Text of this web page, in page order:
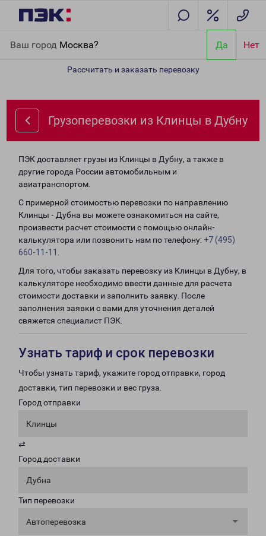
Ваш город Москва? Да Нет
Рассчитать и заказать перевозку
Грузоперевозки из Клинцы в Дубну
ПЭК доставляет грузы из Клинцы в Дубну, а также в
другие города России автомобильным и
авиатранспортом.
С примерной стоимостью перевозки по направлению
Клинцы - Дубна вы можете ознакомиться на сайте,
произвести расчет стоимости с помощью онлайн-
калькулятора или позвонить нам по телефону: +7 (495)
660-11-11
Для того, чтобы заказать перевозку из Клинцы в Дубну, в
калькуляторе необходимо ввести данные для расчета
стоимости доставки и заполнить заявку. После
заполнения заявки с вами для уточнения деталей
свяжется специалист ПЭК.
Узнать тариф и срок перевозки
Чтобы узнать тариф, укажите город отправки, город
доставки, тип перевозки и вес груза.
Город отправки
Клинцы
⇄
Город доставки
Дубна
Тип перевозки
Автоперевозка